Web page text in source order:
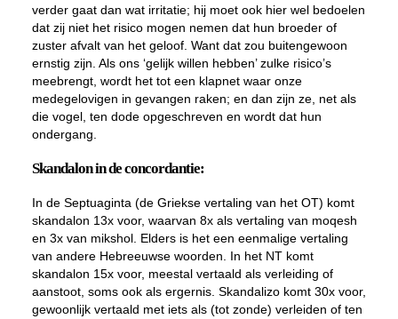
verder gaat dan wat irritatie; hij moet ook hier wel bedoelen
dat zij niet het risico mogen nemen dat hun broeder of
zuster afvalt van het geloof. Want dat zou buitengewoon
ernstig zijn. Als ons ‘gelijk willen hebben’ zulke risico’s
meebrengt, wordt het tot een klapnet waar onze
medegelovigen in gevangen raken; en dan zijn ze, net als
die vogel, ten dode opgeschreven en wordt dat hun
ondergang.
Skandalon in de concordantie:
In de Septuaginta (de Griekse vertaling van het OT) komt
skandalon 13x voor, waarvan 8x als vertaling van moqesh
en 3x van mikshol. Elders is het een eenmalige vertaling
van andere Hebreeuwse woorden. In het NT komt
skandalon 15x voor, meestal vertaald als verleiding of
aanstoot, soms ook als ergernis. Skandalizo komt 30x voor,
gewoonlijk vertaald met iets als (tot zonde) verleiden of ten